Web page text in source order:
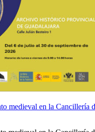
medieval en la Cancillería